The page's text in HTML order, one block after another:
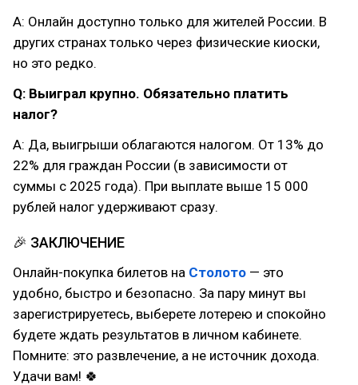
A: Онлайн доступно только для жителей России. В
других странах только через физические киоски,
но это редко.
Q: Выиграл крупно. Обязательно платить
налог?
A: Да, выигрыши облагаются налогом. От 13% до
22% для граждан России (в зависимости от
суммы с 2025 года). При выплате выше 15 000
рублей налог удерживают сразу.
🎉 ЗАКЛЮЧЕНИЕ
Онлайн-покупка билетов на Столото — это
удобно, быстро и безопасно. За пару минут вы
зарегистрируетесь, выберете лотерею и спокойно
будете ждать результатов в личном кабинете.
Помните: это развлечение, а не источник дохода.
Удачи вам! 🍀